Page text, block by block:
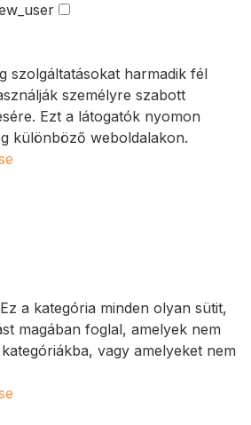
szolgáltatásokat harmadik fél
személyre szabott
Ezt a látogatók nyomon
különböző weboldalakon.
Ez a kategória minden olyan sütit,
magában foglal, amelyek nem
vagy amelyeket nem